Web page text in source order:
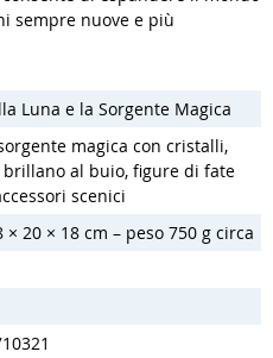
sempre nuove e più
Luna e la Sorgente Magica
magica con cristalli,
al buio, figure di fate
scenici
20 × 18 cm – peso 750 g circa